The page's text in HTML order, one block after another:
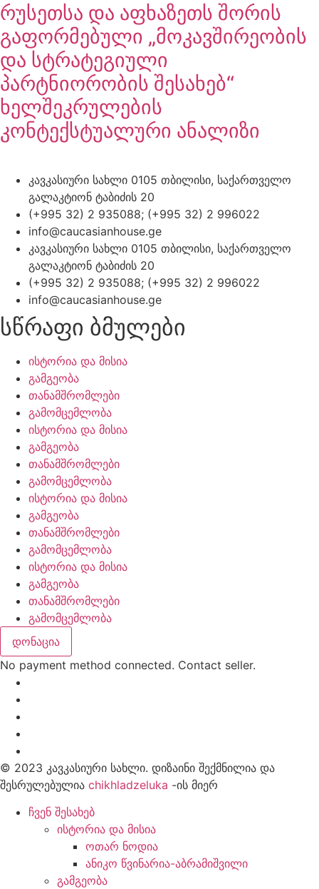
რუსეთსა და აფხაზეთს შორის
გაფორმებული „მოკავშირეობის
და სტრატეგიული
პარტნიორობის შესახებ“
ხელშეკრულების
კონტექსტუალური ანალიზი
კავკასიური სახლი 0105 თბილისი, საქართველო
გალაკტიონ ტაბიძის 20
(+995 32) 2 935088; (+995 32) 2 996022
info@caucasianhouse.ge
კავკასიური სახლი 0105 თბილისი, საქართველო
გალაკტიონ ტაბიძის 20
(+995 32) 2 935088; (+995 32) 2 996022
info@caucasianhouse.ge
სწრაფი ბმულები
ისტორია და მისია
გამგეობა
თანამშრომლები
გამომცემლობა
ისტორია და მისია
გამგეობა
თანამშრომლები
გამომცემლობა
ისტორია და მისია
გამგეობა
თანამშრომლები
გამომცემლობა
ისტორია და მისია
გამგეობა
თანამშრომლები
გამომცემლობა
დონაცია
No payment method connected. Contact seller.
© 2023 კავკასიური სახლი. დიზაინი შექმნილია და
შესრულებულია chikhladzeluka -ის მიერ
ჩვენ შესახებ
ისტორია და მისია
ოთარ ნოდია
ანიკო წვინარია-აბრამიშვილი
გამგეობა